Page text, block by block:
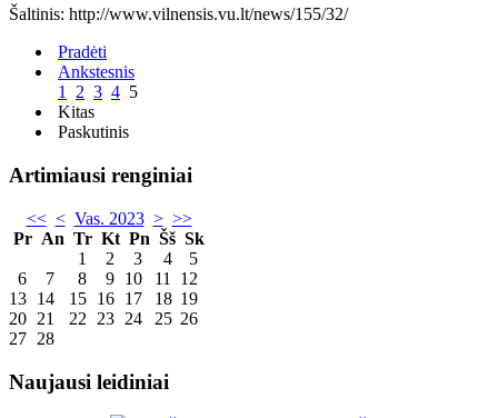
Šaltinis: http://www.vilnensis.vu.lt/news/155/32/
Pradėti
Ankstesnis
1 2 3 4 5
Kitas
Paskutinis
Artimiausi renginiai
<< < Vas. 2023 > >>
Pr An Tr Kt Pn Šš Sk
1
2 3 4
5
6
7 8 9 10 11
12
13 14 15 16 17 18 19
20 21 22 23 24 25 26
27 28
Naujausi leidiniai